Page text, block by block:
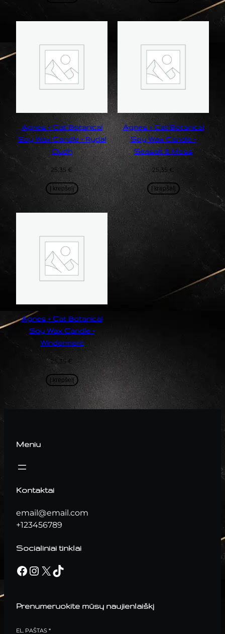
Agnes + Cat Botanical
Soy Wax Candle – Rydal
Oudh
25,35 €
Į krepšelį
Agnes + Cat Botanical
Soy Wax Candle –
Seasalt & Moss
25,35€
Į krepšelį
Agnes + Cat Botanical
Soy Wax Candle –
Windermere
25,35 €
Į krepšelį
Meniu
Kontaktai
email@email.com
+123456789
Socialiniai tinklai
Facebook Instagram X TikTok
Prenumeruokite mūsų naujienlaiškį
EL. PAŠTAS *